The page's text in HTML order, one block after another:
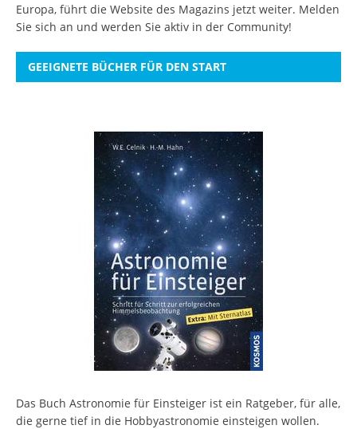
Europa, führt die Website des Magazins jetzt weiter. Melden
Sie sich an und werden Sie aktiv in der Community!
GEEIGNETE BÜCHER FÜR DEN START
Das Buch Astronomie für Einsteiger ist ein Ratgeber, für alle,
die gerne tief in die Hobbyastronomie einsteigen wollen.